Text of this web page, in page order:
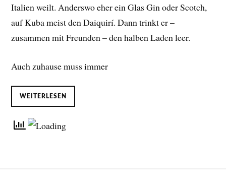
Italien weilt. Anderswo eher ein Glas Gin oder Scotch,
auf Kuba meist den Daiquirí. Dann trinkt er –
zusammen mit Freunden – den halben Laden leer.
Auch zuhause muss immer
WEITERLESEN